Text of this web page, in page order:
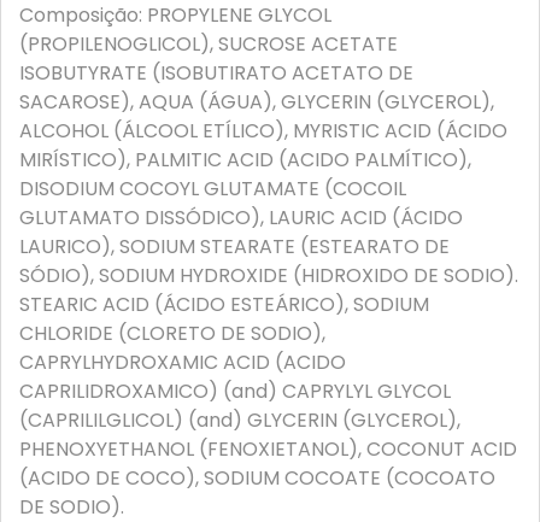
Composição: PROPYLENE GLYCOL
(PROPILENOGLICOL), SUCROSE ACETATE
ISOBUTYRATE (ISOBUTIRATO ACETATO DE
SACAROSE), AQUA (ÁGUA), GLYCERIN (GLYCEROL),
ALCOHOL (ÁLCOOL ETÍLICO), MYRISTIC ACID (ÁCIDO
MIRÍSTICO), PALMITIC ACID (ACIDO PALMÍTICO),
DISODIUM COCOYL GLUTAMATE (COCOIL
GLUTAMATO DISSÓDICO), LAURIC ACID (ÁCIDO
LAURICO), SODIUM STEARATE (ESTEARATO DE
SÓDIO), SODIUM HYDROXIDE (HIDROXIDO DE SODIO).
STEARIC ACID (ÁCIDO ESTEÁRICO), SODIUM
CHLORIDE (CLORETO DE SODIO),
CAPRYLHYDROXAMIC ACID (ACIDO
CAPRILIDROXAMICO) (and) CAPRYLYL GLYCOL
(CAPRILILGLICOL) (and) GLYCERIN (GLYCEROL),
PHENOXYETHANOL (FENOXIETANOL), COCONUT ACID
(ACIDO DE COCO), SODIUM COCOATE (COCOATO
DE SODIO).